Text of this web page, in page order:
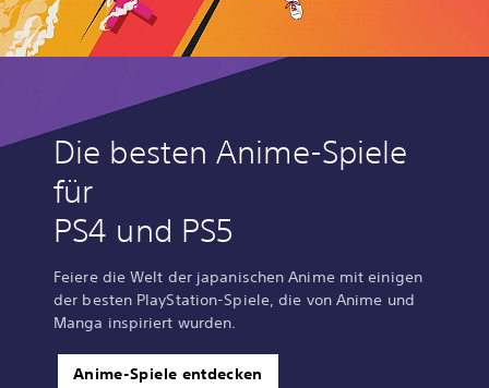
Die besten Anime-Spiele
für
PS4 und PS5
Feiere die Welt der japanischen Anime mit einigen
der besten PlayStation-Spiele, die von Anime und
Manga inspiriert wurden.
Anime-Spiele entdecken